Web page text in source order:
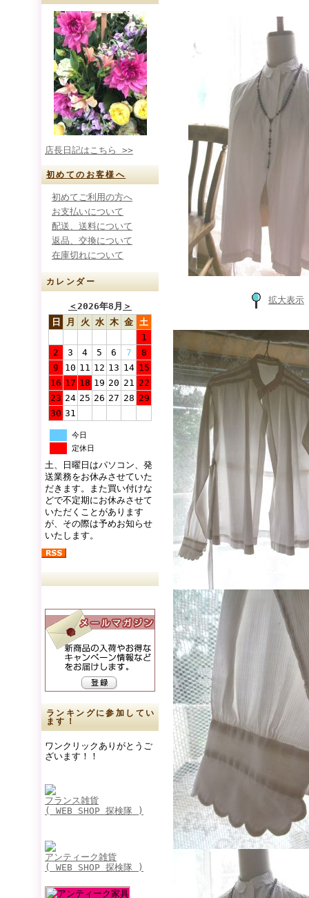
店長日記はこちら >>
初めてのお客様へ
初めてご利用の方へ
お支払いについて
配送、送料について
返品、交換について
在庫切れについて
カレンダー
＜2026年8月 ＞
日
月 火 水 木 金 土
1
2
3 4 5 6 7
8
9
10 11 12 13 14 15
16 17 18 19 20 21 22
23 24 25 26 27 28 29
30 31
今日
定休日
土、日曜日はパソコン、発
送業務をお休みさせていた
だきます。また買い付けな
どで不定期にお休みさせて
いただくことがあります
が、その際は予めお知らせ
いたします。
ランキングに参加してい
ます！
ワンクリックありがとうご
ざいます！！
フランス雑貨
( WEB SHOP 探検隊 )
アンティーク雑貨
( WEB SHOP 探検隊 )
拡大表示